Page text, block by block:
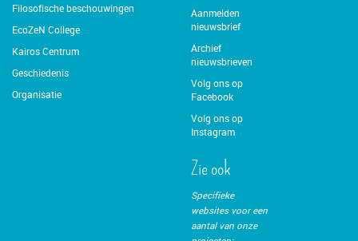
Filosofische beschouwingen
EcoZeN College
Kairos Centrum
Geschiedenis
Organisatie
Aanmelden
nieuwsbrief
Archief
nieuwsbrieven
Volg ons op
Facebook
Volg ons op
Instagram
Zie ook
Specifieke
websites voor een
aantal van onze